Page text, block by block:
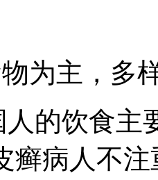
为主，多
的饮食主
癣病人不